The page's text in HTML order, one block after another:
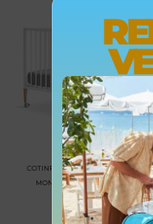
COTINFANT TESORI- CUNA DE
MONTESSORI 120X60CM –
MARCA: COTINFANT
269,00